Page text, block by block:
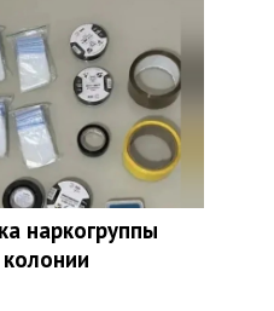
наркогруппы